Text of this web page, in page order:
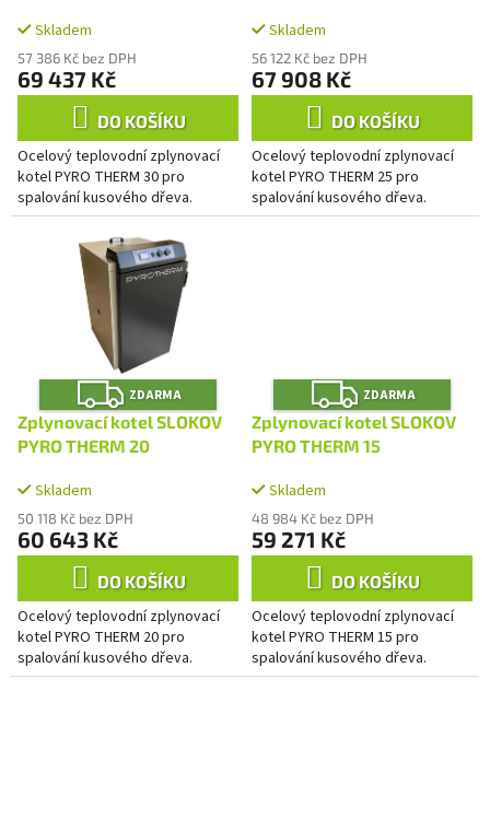
t
ů
Skladem
57 386 Kč bez DPH
69 437 Kč
DO KOŠÍKU
Ocelový teplovodní zplynovací
kotel PYRO THERM 30 pro
spalování kusového dřeva.
Skladem
56 122 Kč bez DPH
67 908 Kč
DO KOŠÍKU
Ocelový teplovodní zplynovací
kotel PYRO THERM 25 pro
spalování kusového dřeva.
Z
D
A
R
M
ZDARMA
Zplynovací kotel SLOKOV
PYRO THERM 20
Skladem
50 118 Kč bez DPH
60 643 Kč
DO KOŠÍKU
Ocelový teplovodní zplynovací
kotel PYRO THERM 20 pro
spalování kusového dřeva.
Z
D
A
R
M
ZDARMA
Zplynovací kotel SLOKOV
PYRO THERM 15
Skladem
48 984 Kč bez DPH
59 271 Kč
DO KOŠÍKU
Ocelový teplovodní zplynovací
kotel PYRO THERM 15 pro
spalování kusového dřeva.